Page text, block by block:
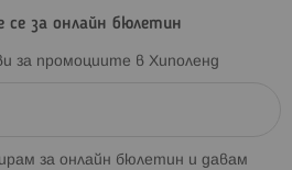
се за онлайн бюлетин
за промоциите в Хиполенд
за онлайн бюлетин и давам